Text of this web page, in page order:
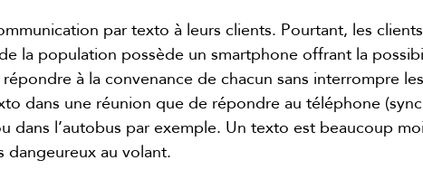
par texto à leurs clients. Pourtant, les
la population possède un smartphone offrant la
à la convenance de chacun sans interrompre
dans une réunion que de répondre au téléphone
dans l’autobus par exemple. Un texto est beaucoup
dangeureux au volant.